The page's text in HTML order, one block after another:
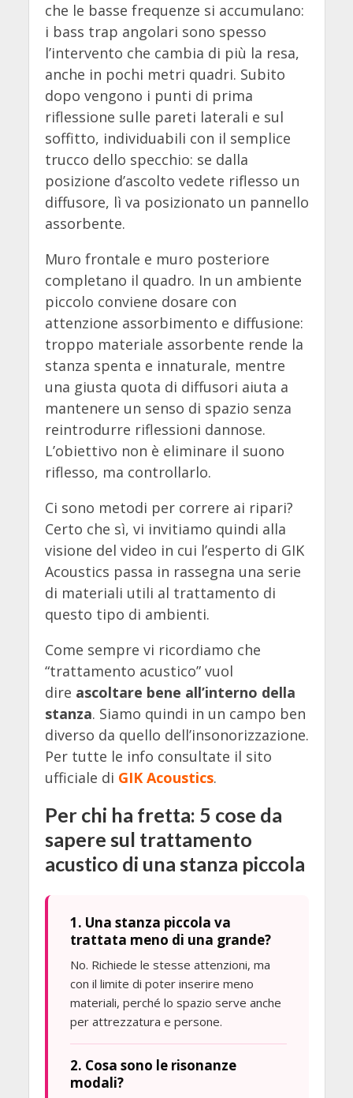
che le basse frequenze si accumulano:
i bass trap angolari sono spesso
l’intervento che cambia di più la resa,
anche in pochi metri quadri. Subito
dopo vengono i punti di prima
riflessione sulle pareti laterali e sul
soffitto, individuabili con il semplice
trucco dello specchio: se dalla
posizione d’ascolto vedete riflesso un
diffusore, lì va posizionato un pannello
assorbente.
Muro frontale e muro posteriore
completano il quadro. In un ambiente
piccolo conviene dosare con
attenzione assorbimento e diffusione:
troppo materiale assorbente rende la
stanza spenta e innaturale, mentre
una giusta quota di diffusori aiuta a
mantenere un senso di spazio senza
reintrodurre riflessioni dannose.
L’obiettivo non è eliminare il suono
riflesso, ma controllarlo.
Ci sono metodi per correre ai ripari?
Certo che sì, vi invitiamo quindi alla
visione del video in cui l’esperto di GIK
Acoustics passa in rassegna una serie
di materiali utili al trattamento di
questo tipo di ambienti.
Come sempre vi ricordiamo che
“trattamento acustico” vuol
dire ascoltare bene all’interno della
stanza. Siamo quindi in un campo ben
diverso da quello dell’insonorizzazione.
Per tutte le info consultate il sito
ufficiale di GIK Acoustics.
Per chi ha fretta: 5 cose da
sapere sul trattamento
acustico di una stanza piccola
1. Una stanza piccola va
trattata meno di una grande?
No. Richiede le stesse attenzioni, ma
con il limite di poter inserire meno
materiali, perché lo spazio serve anche
per attrezzatura e persone.
2. Cosa sono le risonanze
modali?